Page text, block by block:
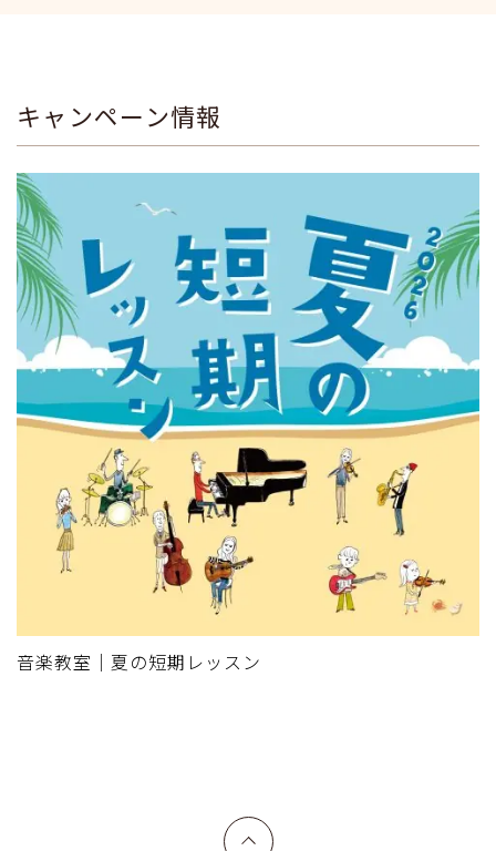
キャンペーン情報
音楽教室｜夏の短期レッスン
上へ戻る